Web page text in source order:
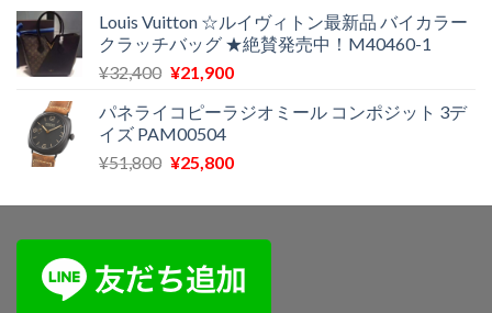
で
し
た。
¥11,900
で
す。
価
格
は
で
し
た。
の
価
格
¥25,700
す。
Louis Vuitton ☆ルイヴィトン最新品 バイカラー
クラッチバッグ ★絶賛発売中！M40460-1
¥32,400 元
価
格
は
で
¥21,900現
の
格
¥21,900
パネライコピーラジオミール コンポジット 3デ
イズ PAM00504
¥51,800 元
価
¥51,800
で
¥25,800現
の
は
¥25,800